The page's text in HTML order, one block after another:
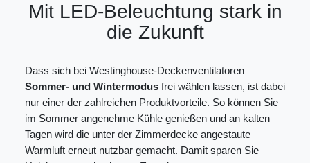
Mit LED-Beleuchtung stark in
die Zukunft
Dass sich bei Westinghouse-Deckenventilatoren
Sommer- und Wintermodus frei wählen lassen, ist dabei
nur einer der zahlreichen Produktvorteile. So können Sie
im Sommer angenehme Kühle genießen und an kalten
Tagen wird die unter der Zimmerdecke angestaute
Warmluft erneut nutzbar gemacht. Damit sparen Sie